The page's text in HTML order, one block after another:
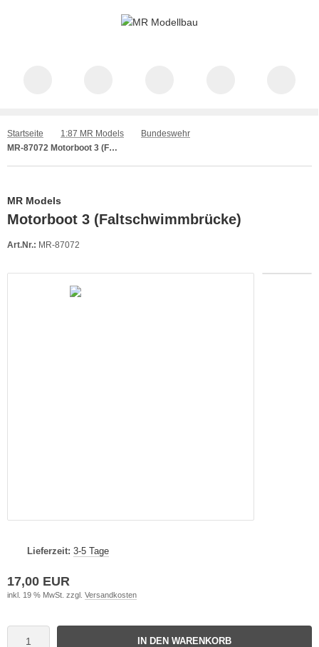
Startseite 1:87 MR Models
Bundeswehr
MR-87072 Motorboot 3 (Faltschwimmbrücke)
MR Models
Motorboot 3 (Faltschwimmbrücke)
Art.Nr.: MR-87072
Lieferzeit: 3-5 Tage
17,00 EUR
inkl. 19 % MwSt. zzgl. Versandkosten
IN DEN WARENKORB